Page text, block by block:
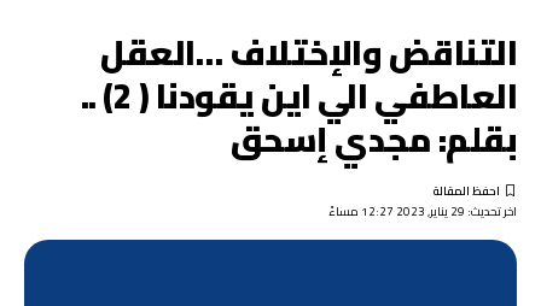
التناقض والإختلاف …العقل
العاطفي الي اين يقودنا ( 2) ..
بقلم: مجدي إسحق
اخر تحديث: 29 يناير, 2023 12:27 مساءً